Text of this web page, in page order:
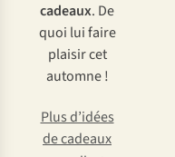
cadeaux. De
quoi lui faire
plaisir cet
automne !
Plus d’idées
de cadeaux